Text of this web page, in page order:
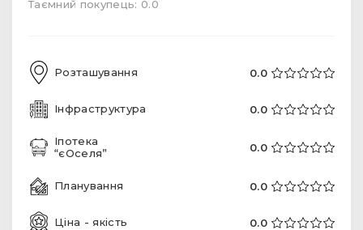
Таємний покупець: 0.0
Розташування 0.0
Інфраструктура 0.0
Іпотека
“єОселя”
0.0
Планування 0.0
Ціна - якість 0.0